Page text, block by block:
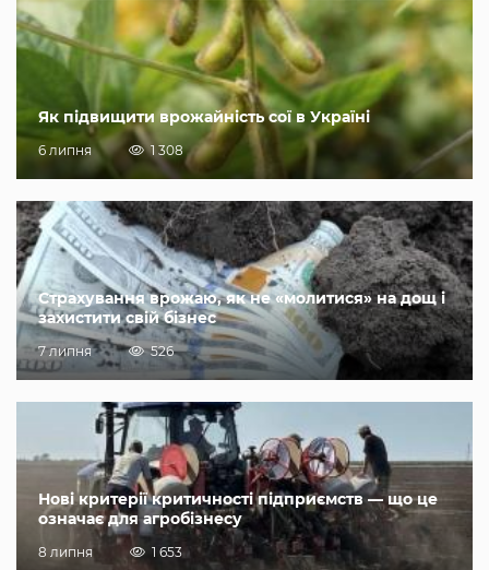
Як підвищити врожайність сої в Україні
6 липня 1 308
Страхування врожаю, як не «молитися» на дощ і
захистити свій бізнес
7 липня 526
Нові критерії критичності підприємств — що це
означає для агробізнесу
8 липня 1 653